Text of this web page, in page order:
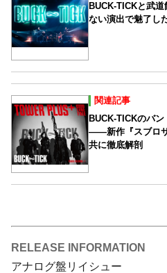
BUCK-TICKと武
ない演出で魅了し
関連記事
BUCK-TICKのバ
――新作『スブロ
共に徹底解剖
RELEASE INFORMATION
アナログ盤リイシュー